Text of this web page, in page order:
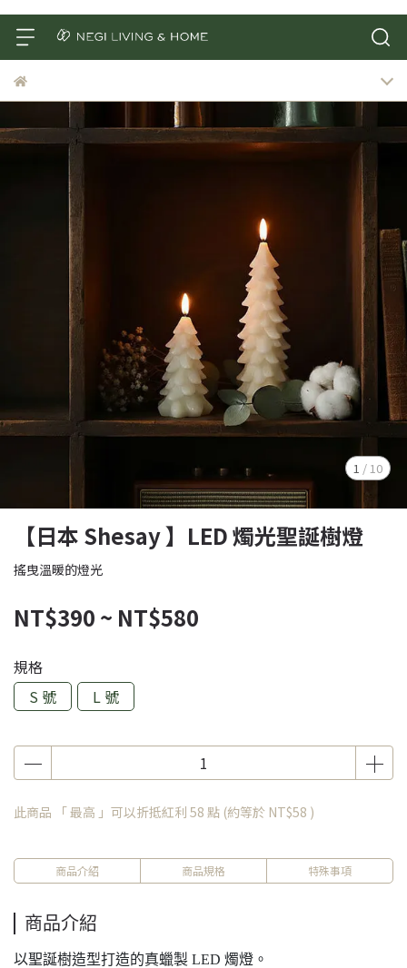
1 / 10
【日本 Shesay 】LED 燭光聖誕樹燈
搖曳溫暖的燈光
NT$390 ~ NT$580
規格
S 號
L 號
此商品 「 最高 」可以折抵紅利 58 點 (約等於 NT$58 )
商品介紹 商品規格 特殊事項
商品介紹
以聖誕樹造型打造的真蠟製 LED 燭燈。